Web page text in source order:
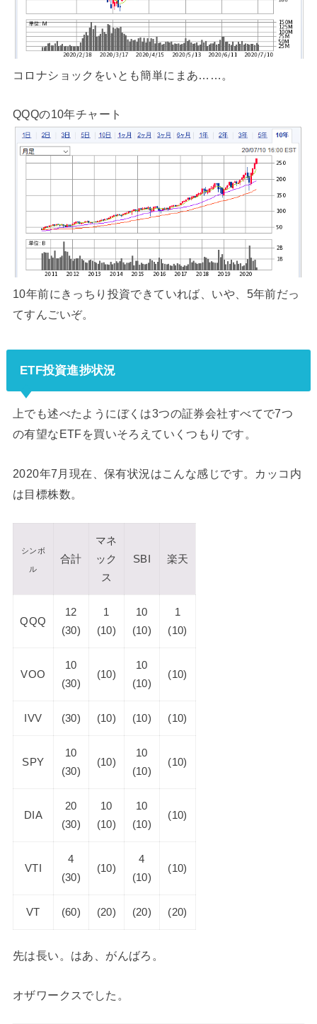
コロナショックをいとも簡単にまあ……。
QQQの10年チャート
10年前にきっちり投資できていれば、いや、5年前だっ
てすんごいぞ。
ETF投資進捗状況
上でも述べたようにぼくは3つの証券会社すべてで7つ
の有望なETFを買いそろえていくつもりです。
2020年7月現在、保有状況はこんな感じです。カッコ内
は目標株数。
シンボ
ル
合計
マネ
ック
ス
SBI 楽天
QQQ
12
(30)
1
(10)
10
(10)
1
(10)
VOO
10
(30)
(10)
10
(10)
(10)
IVV (30) (10) (10) (10)
SPY
10
(30)
(10)
10
(10)
(10)
DIA
20
(30)
10
(10)
10
(10)
(10)
VTI
4
(30)
(10)
4
(10)
(10)
VT (60) (20) (20) (20)
先は長い。はあ、がんばろ。
オザワークスでした。